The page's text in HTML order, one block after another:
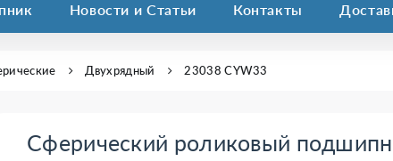
Новости и Статьи Контакты
Двухрядный 23038 CYW33
Сферический роликовый